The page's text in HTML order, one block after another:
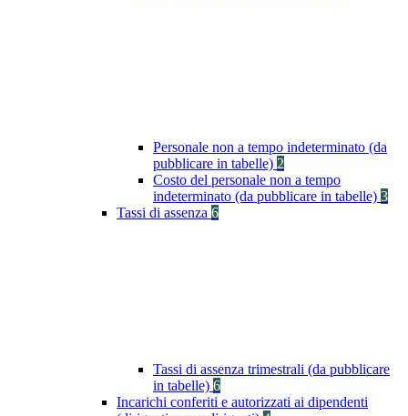
Personale non a tempo indeterminato (da
pubblicare in tabelle) 2
Costo del personale non a tempo
indeterminato (da pubblicare in tabelle) 3
Tassi di assenza 6
Tassi di assenza trimestrali (da pubblicare
in tabelle) 6
Incarichi conferiti e autorizzati ai dipendenti